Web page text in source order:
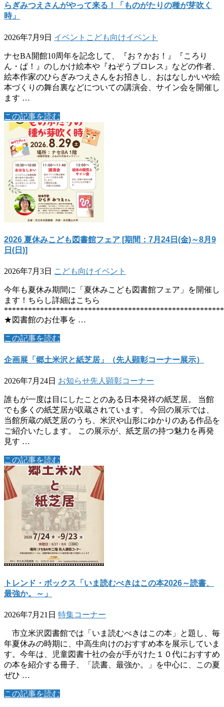
らぎみつえさんがやって来る！「ものがたりの種が芽吹く
時」
2026年7月9日 イベント こども向けイベント
ナセBA開館10周年を記念して、『お？かお！』『ころり
ん・ぱ！』のしかけ絵本や『ねぞうプロレス』などの作者、
絵本作家のひらぎみつえさんをお招きし、おはなしかいや絵
本づくりの舞台裏などについての講演会、サイン会を開催し
ます …
この記事を読む
2026 夏休みこども図書館フェア [期間：7月24日(金)～8月9
日(日)]
2026年7月3日 こども向けイベント
今年も夏休み期間に「夏休みこども図書館フェア」を開催し
ます！ちらし詳細はこちら
★図書館のお仕事を …
この記事を読む
企画展「郷土米沢と紙芝居」（先人顕彰コーナー展示）
2026年7月24日 お知らせ先人顕彰コーナー
誰もが一度は目にしたことのある日本発祥の紙芝居。 当館
でも多くの紙芝居が収蔵されています。 今回の展示では、
当館所蔵の紙芝居のうち、米沢や山形にゆかりのある作品を
ご紹介いたします。 この展示が、紙芝居の持つ魅力を再発
見す …
この記事を読む
トレンド・ボックス「いま読むべきはこの本2026～読書、
最強か。～」
2026年7月21日 特集コーナー
市立米沢図書館では「いま読むべきはこの本」と題し、毎
年夏休みの時期に、中高生向けのおすすめ本を展示していま
す。今年は、児童図書十社の会が手がけた１０代におすすめ
の本を紹介する冊子、「読書、最強か。」を中心に、この夏
ぜひ …
この記事を読む